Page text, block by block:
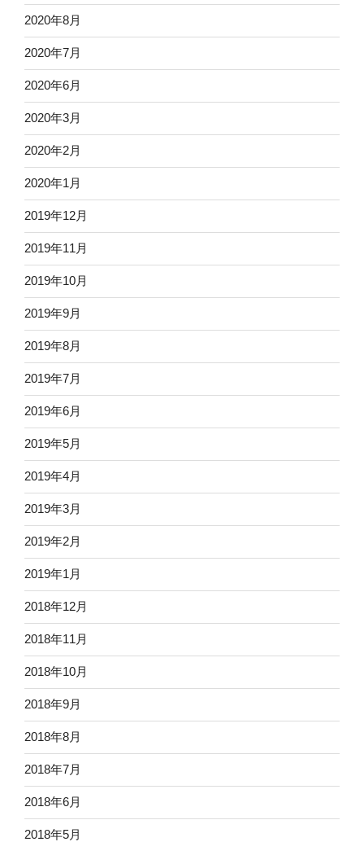
2020年8月
2020年7月
2020年6月
2020年3月
2020年2月
2020年1月
2019年12月
2019年11月
2019年10月
2019年9月
2019年8月
2019年7月
2019年6月
2019年5月
2019年4月
2019年3月
2019年2月
2019年1月
2018年12月
2018年11月
2018年10月
2018年9月
2018年8月
2018年7月
2018年6月
2018年5月